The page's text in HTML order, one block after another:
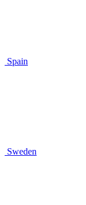
Spain
Sweden